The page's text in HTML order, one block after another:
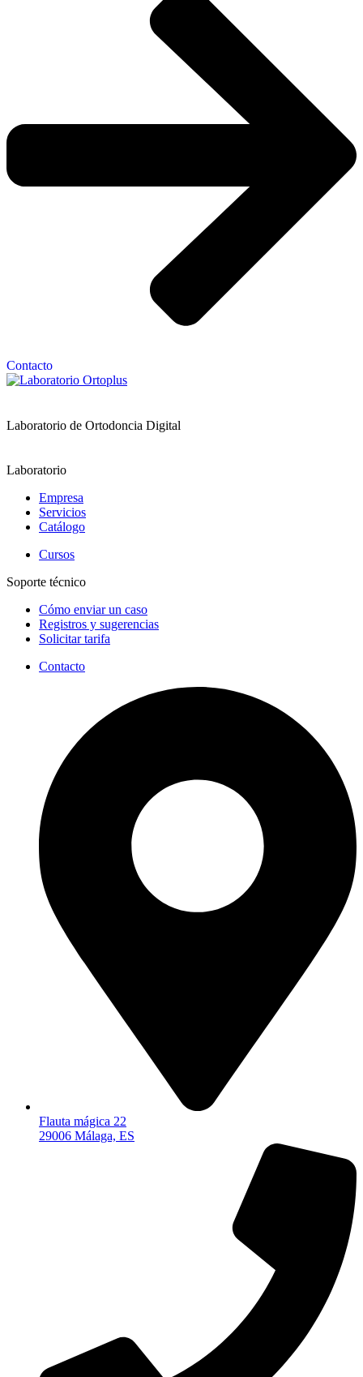
Contacto
Laboratorio de Ortodoncia Digital
Laboratorio
Empresa
Servicios
Catálogo
Cursos
Soporte técnico
Cómo enviar un caso
Registros y sugerencias
Solicitar tarifa
Contacto
Flauta mágica 22
29006 Málaga, ES